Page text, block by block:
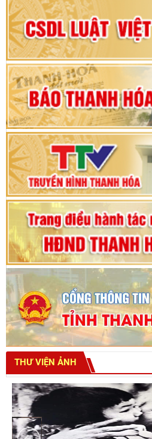
Đại hội Đảng bộ xã
nhiệm kỳ 2025 - 2030
Khai mạc Kỳ họp bất
hội khóa XV
Phiên thảo luận Kỳ
Thanh Hóa khóa
Bế mạc Kỳ họp thứ
tỉnh khoá XVIII
THƯ VIỆN ẢNH